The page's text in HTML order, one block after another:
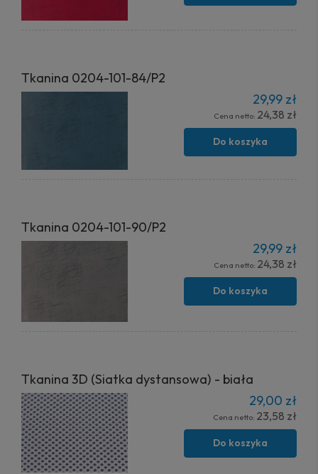
Tkanina 0204-101-84/P2
29,99 zł
Cena netto: 24,38 zł
Do koszyka
Tkanina 0204-101-90/P2
29,99 zł
Cena netto: 24,38 zł
Do koszyka
Tkanina 3D (Siatka dystansowa) - biała
29,00 zł
Cena netto: 23,58 zł
Do koszyka